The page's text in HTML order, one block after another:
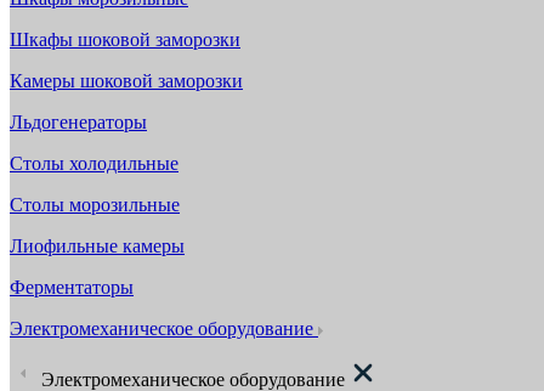
Шкафы шоковой заморозки
Камеры шоковой заморозки
Льдогенераторы
Столы холодильные
Столы морозильные
Лиофильные камеры
Ферментаторы
Электромеханическое оборудование
Электромеханическое оборудование